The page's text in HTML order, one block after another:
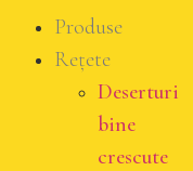
Produse
Rețete
Deserturi
bine
crescute